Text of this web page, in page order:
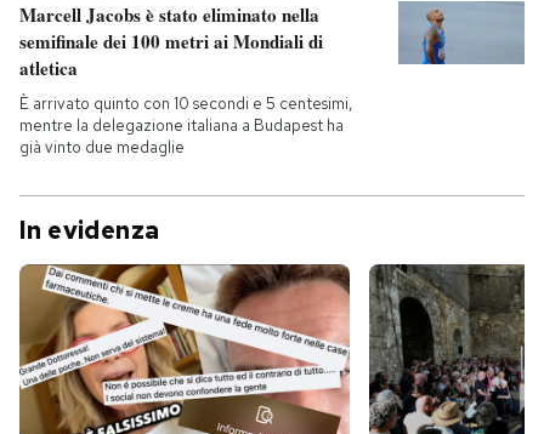
Marcell Jacobs è stato eliminato nella
semifinale dei 100 metri ai Mondiali di
atletica
È arrivato quinto con 10 secondi e 5 centesimi,
mentre la delegazione italiana a Budapest ha
già vinto due medaglie
In evidenza